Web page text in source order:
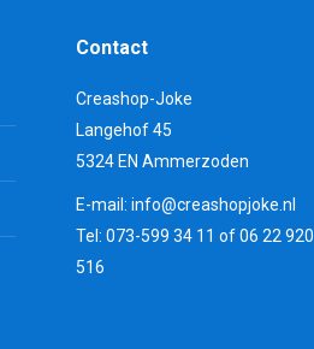
Contact
Creashop-Joke
Langehof 45
5324 EN Ammerzoden
E-mail: info@creashopjoke.nl
Tel: 073-599 34 11 of 06 22 920
516